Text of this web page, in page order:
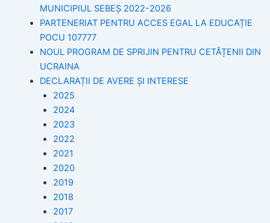
MUNICIPIUL SEBEȘ 2022-2026
PARTENERIAT PENTRU ACCES EGAL LA EDUCAȚIE
POCU 107777
NOUL PROGRAM DE SPRIJIN PENTRU CETĂȚENII DIN
UCRAINA
DECLARAȚII DE AVERE ȘI INTERESE
2025
2024
2023
2022
2021
2020
2019
2018
2017